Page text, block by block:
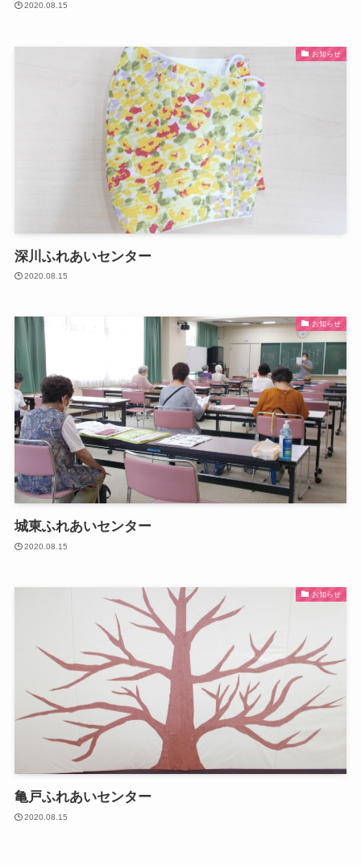
2020.08.15
お知らせ
深川ふれあいセンター
2020.08.15
お知らせ
城東ふれあいセンター
2020.08.15
お知らせ
亀戸ふれあいセンター
2020.08.15